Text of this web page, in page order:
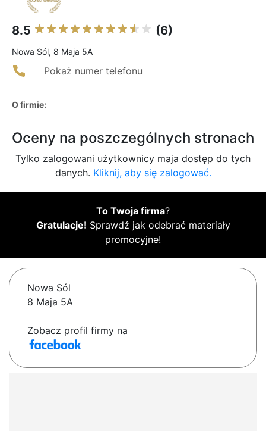
8.5 (6)
Nowa Sól, 8 Maja 5A
Pokaż numer telefonu
O firmie:
Oceny na poszczególnych stronach
Tylko zalogowani użytkownicy maja dostęp do tych
danych. Kliknij, aby się zalogować.
To Twoja firma?
Gratulacje! Sprawdź jak odebrać materiały
promocyjne!
Nowa Sól
8 Maja 5A
Zobacz profil firmy na